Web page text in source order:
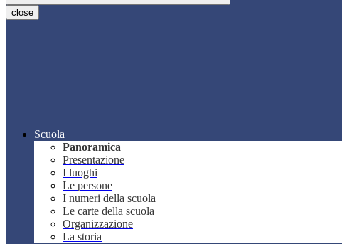
close
Scuola
Panoramica
Presentazione
I luoghi
Le persone
I numeri della scuola
Le carte della scuola
Organizzazione
La storia